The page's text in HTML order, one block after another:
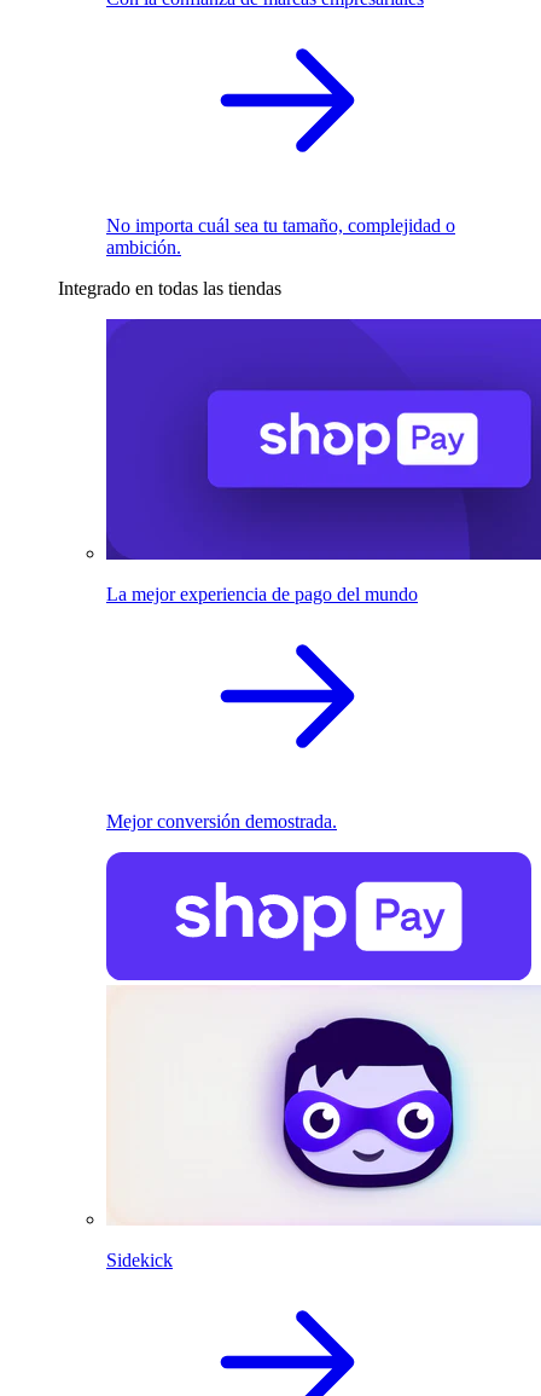
No importa cuál sea tu tamaño, complejidad o
ambición.
Integrado en todas las tiendas
La mejor experiencia de pago del mundo
Mejor conversión demostrada.
Sidekick